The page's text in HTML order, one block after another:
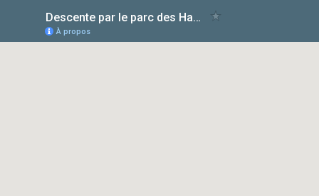
Descente par le parc des Hauteurs
À propos